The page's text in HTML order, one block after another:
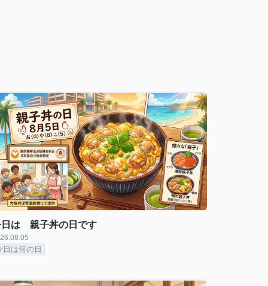
日は 親子丼の日です
日は何の日